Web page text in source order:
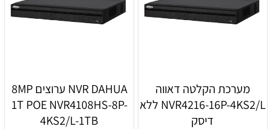
מערכת הקלטה דאווה
NVR4216-16P-4KS2/L ללא
דיסק
NVR DAHUA ערוצים 8MP
1T POE NVR4108HS-8P-
4KS2/L-1TB